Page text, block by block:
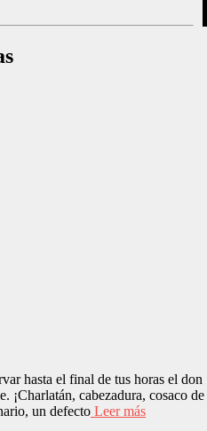
hasta el final de tus horas el don
¡Charlatán, cabezadura, cosaco de
un defecto Leer más